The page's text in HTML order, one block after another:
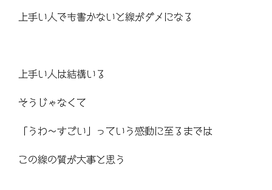
上手い人でも書かないと線がダメになる
上手い人は結構いる
そうじゃなくて
「うわ～すごい」っていう感動に至るまでは
この線の質が大事と思う